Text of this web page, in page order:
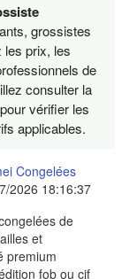
grossistes
les prix, les
de
consulter la
vérifier les
applicables.
Congelées
2026 18:16:37
de
et
premium
fob ou cif